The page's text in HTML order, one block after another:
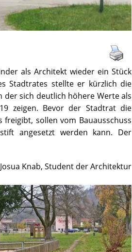
als Architekt wieder ein Stück
Stadtrates stellte er kürzlich die
sich deutlich höhere Werte als
zeigen. Bevor der Stadtrat die
sollen vom Bauausschuss
angesetzt werden kann. Der
Knab, Student der Architektur